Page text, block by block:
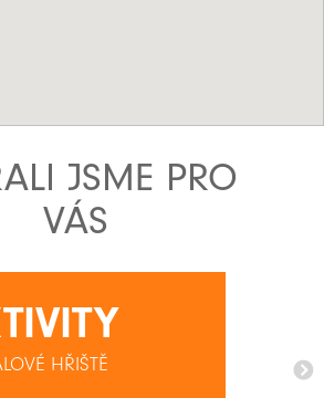
JSME PRO
VÁS
HŘIŠTĚ